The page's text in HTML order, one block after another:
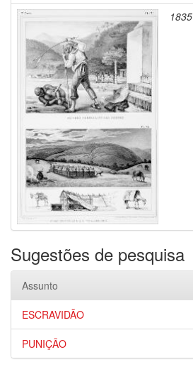
1835
Sugestões de pesquisa
Assunto
ESCRAVIDÃO
PUNIÇÃO